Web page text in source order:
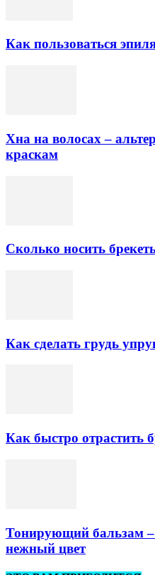
Как пользоваться
Хна на волосах ­­–
краскам
Сколько носить
Как сделать грудь
Как быстро отрастить
Тонирующий бальзам –
нежный цвет